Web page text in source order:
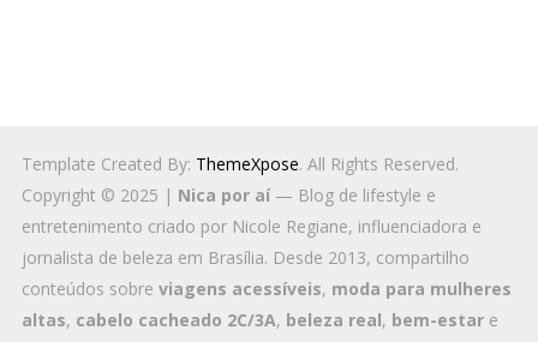
Template Created By: ThemeXpose. All Rights Reserved.
Copyright © 2025 | Nica por aí— Blog de lifestyle e
entretenimento criado por Nicole Regiane, influenciadora e
jornalista de beleza em Brasília. Desde 2013, compartilho
conteúdos sobre viagens acessíveis, moda para mulheres
altas, cabelo cacheado 2C/3A, beleza real, bem-estare